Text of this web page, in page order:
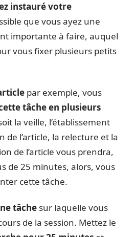
instauré votre
que vous ayez une
importante à faire, auquel
vous fixer plusieurs petits
par exemple, vous
tâche en plusieurs
la veille, l’établissement
de l’article, la relecture et la
de l’article vous prendra,
de 25 minutes, alors, vous
cette tâche.
tâche sur laquelle vous
de la session. Mettez le